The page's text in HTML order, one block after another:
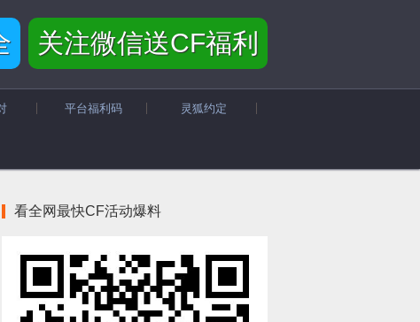
关注微信送CF福利
平台福利码 灵狐约定
看全网最快CF活动爆料